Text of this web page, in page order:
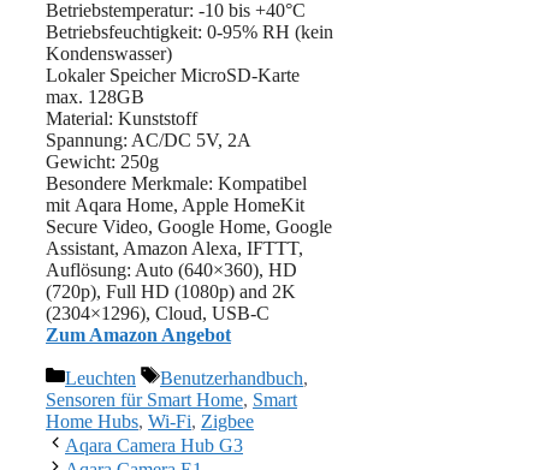
Betriebstemperatur: -10 bis +40°C
Betriebsfeuchtigkeit: 0-95% RH (kein
Kondenswasser)
Lokaler Speicher MicroSD-Karte
max. 128GB
Material: Kunststoff
Spannung: AC/DC 5V, 2A
Gewicht: 250g
Besondere Merkmale: ‎Kompatibel
mit Aqara Home, Apple HomeKit
Secure Video, Google Home, Google
Assistant, Amazon Alexa, IFTTT,
Auflösung: Auto (640×360), HD
(720p), Full HD (1080p) and 2K
(2304×1296), Cloud, USB-C
Zum Amazon Angebot
Kategorien
Leuchten Schlagwörter
Benutzerhandbuch,
Sensoren für Smart Home, Smart
Home Hubs, Wi-Fi, Zigbee
Aqara Camera Hub G3